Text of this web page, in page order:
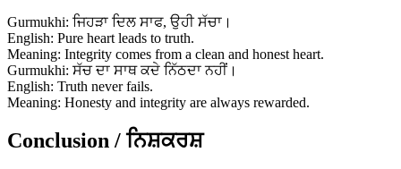
Gurmukhi: ਜਿਹੜਾ ਦਿਲ ਸਾਫ, ਉਹੀ ਸੱਚਾ।
English: Pure heart leads to truth.
Meaning: Integrity comes from a clean and honest heart.
Gurmukhi: ਸੱਚ ਦਾ ਸਾਥ ਕਦੇ ਨਿੱਠਦਾ ਨਹੀਂ।
English: Truth never fails.
Meaning: Honesty and integrity are always rewarded.
Conclusion / ਨਿਸ਼ਕਰਸ਼